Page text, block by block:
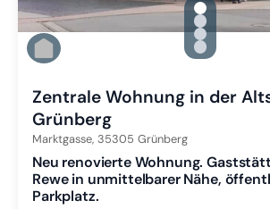
Zu Slide 1
Zu Slide 2
Zu Slide 3
Zu Slide 4
Zentrale Wohnung in der
Grünberg
Marktgasse, 35305 Grünberg
Neu renovierte Wohnung.
Rewe in unmittelbarer Nähe,
Parkplatz.